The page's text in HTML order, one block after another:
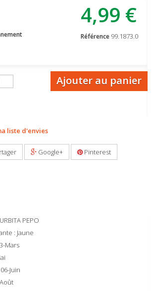
4,99 €
Référence 99.1873.0
Ajouter au panier
liste d'envies
Google+ Pinterest
PEPO
: Jaune
Mars
Juin